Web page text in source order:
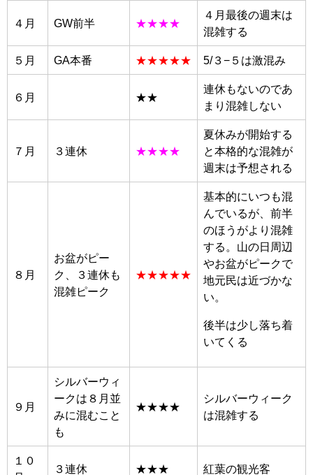
４月 GW前半 ★★★★
４月最後の週末は
混雑する
５月 GA本番 ★★★★★ 5/３−５は激混み
６月 ★★
連休もないのであ
まり混雑しない
７月 ３連休 ★★★★
夏休みが開始する
と本格的な混雑が
週末は予想される
８月
お盆がピー
ク、３連休も
混雑ピーク
★★★★★
基本的にいつも混
んでいるが、前半
のほうがより混雑
する。山の日周辺
やお盆がピークで
地元民は近づかな
い。
後半は少し落ち着
いてくる
９月
シルバーウィ
ークは８月並
みに混むこと
も
★★★★
シルバーウィーク
は混雑する
１０
３連休 ★★★ 紅葉の観光客